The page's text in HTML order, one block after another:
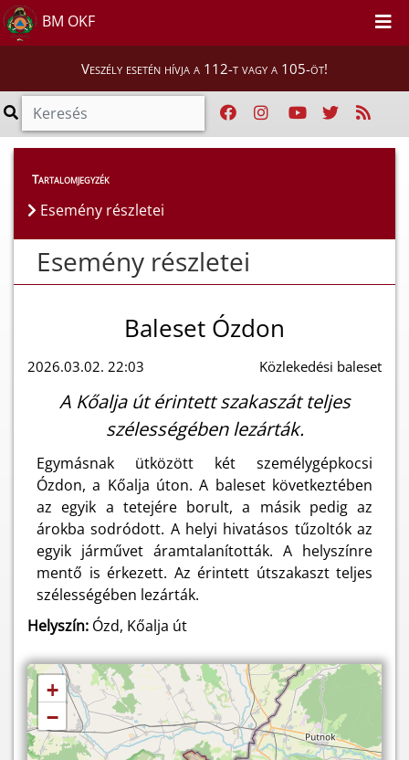
BM OKF
Veszély esetén hívja a 112-t vagy a 105-öt!
Esemény részletei
Tartalomjegyzék
Esemény részletei
Esemény részletei
Baleset Ózdon
2026.03.02. 22:03 Közlekedési baleset
A Kőalja út érintett szakaszát teljes
szélességében lezárták.
Egymásnak ütközött két személygépkocsi
Ózdon, a Kőalja úton. A baleset következtében
az egyik a tetejére borult, a másik pedig az
árokba sodródott. A helyi hivatásos tűzoltók az
egyik járművet áramtalanították. A helyszínre
mentő is érkezett. Az érintett útszakaszt teljes
szélességében lezárták.
Helyszín: Ózd, Kőalja út
+
−